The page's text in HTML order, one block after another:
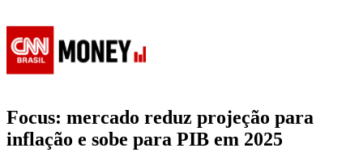
Focus: mercado reduz projeção para
inflação e sobe para PIB em 2025